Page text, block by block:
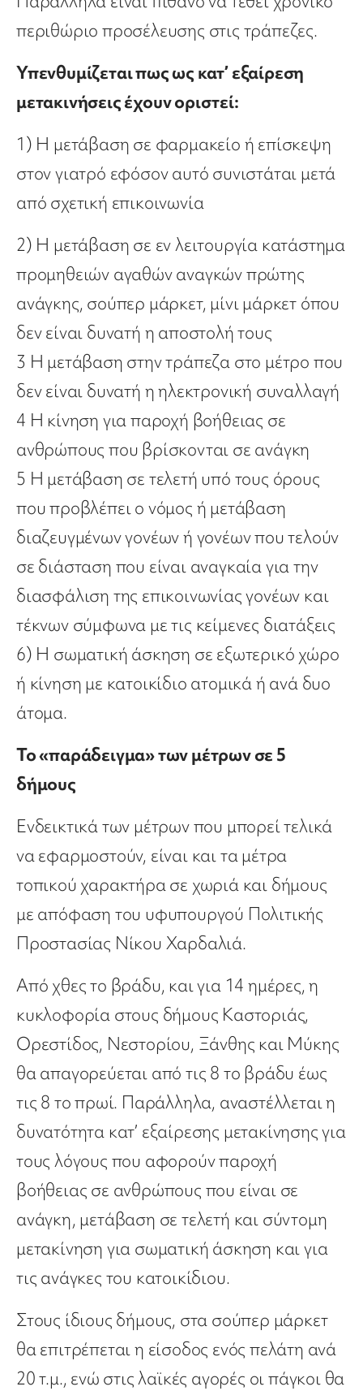
περιθώριο προσέλευσης στις τράπεζες.
Υπενθυμίζεται πως ως κατ’ εξαίρεση
μετακινήσεις έχουν οριστεί:
1) Η μετάβαση σε φαρμακείο ή επίσκεψη
στον γιατρό εφόσον αυτό συνιστάται μετά
από σχετική επικοινωνία
2) Η μετάβαση σε εν λειτουργία κατάστημα
προμηθειών αγαθών αναγκών πρώτης
ανάγκης, σούπερ μάρκετ, μίνι μάρκετ όπου
δεν είναι δυνατή η αποστολή τους
3 Η μετάβαση στην τράπεζα στο μέτρο που
δεν είναι δυνατή η ηλεκτρονική συναλλαγή
4 Η κίνηση για παροχή βοήθειας σε
ανθρώπους που βρίσκονται σε ανάγκη
5 Η μετάβαση σε τελετή υπό τους όρους
που προβλέπει ο νόμος ή μετάβαση
διαζευγμένων γονέων ή γονέων που τελούν
σε διάσταση που είναι αναγκαία για την
διασφάλιση της επικοινωνίας γονέων και
τέκνων σύμφωνα με τις κείμενες διατάξεις
6) Η σωματική άσκηση σε εξωτερικό χώρο
ή κίνηση με κατοικίδιο ατομικά ή ανά δυο
άτομα.
Το «παράδειγμα» των μέτρων σε 5
δήμους
Ενδεικτικά των μέτρων που μπορεί τελικά
να εφαρμοστούν, είναι και τα μέτρα
τοπικού χαρακτήρα σε χωριά και δήμους
με απόφαση του υφυπουργού Πολιτικής
Προστασίας Νίκου Χαρδαλιά.
Από χθες το βράδυ, και για 14 ημέρες, η
κυκλοφορία στους δήμους Καστοριάς,
Ορεστίδος, Νεστορίου, Ξάνθης και Μύκης
θα απαγορεύεται από τις 8 το βράδυ έως
τις 8 το πρωί. Παράλληλα, αναστέλλεται η
δυνατότητα κατ’ εξαίρεσης μετακίνησης για
τους λόγους που αφορούν παροχή
βοήθειας σε ανθρώπους που είναι σε
ανάγκη, μετάβαση σε τελετή και σύντομη
μετακίνηση για σωματική άσκηση και για
τις ανάγκες του κατοικίδιου.
Στους ίδιους δήμους, στα σούπερ μάρκετ
θα επιτρέπεται η είσοδος ενός πελάτη ανά
20 τ.μ., ενώ στις λαϊκές αγορές οι πάγκοι θα